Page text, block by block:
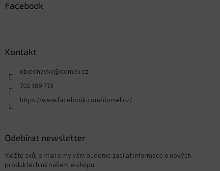
Facebook
Kontakt
objednavky@domeli.cz
702 389 778
https://www.facebook.com/domelicz/
Odebírat newsletter
Vložte svůj e-mail a my vám budeme zasílat informace o nových
produktech na našem e-shopu.